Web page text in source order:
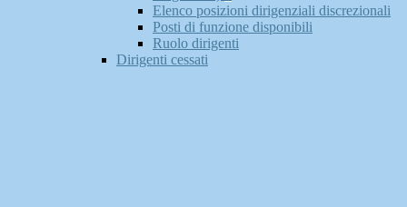
Elenco posizioni dirigenziali discrezionali
Posti di funzione disponibili
Ruolo dirigenti
Dirigenti cessati